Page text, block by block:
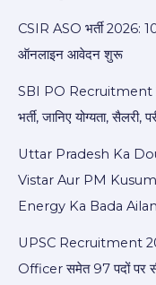
CSIR ASO भर्ती 2026:
ऑनलाइन आवेदन शुरू
SBI PO Recruitment
भर्ती, जानिए योग्यता, सैलरी,
Uttar Pradesh Ka
Vistar Aur PM
Energy Ka Bada Ailan
UPSC Recruitment
Officer समेत 97 पदों पर